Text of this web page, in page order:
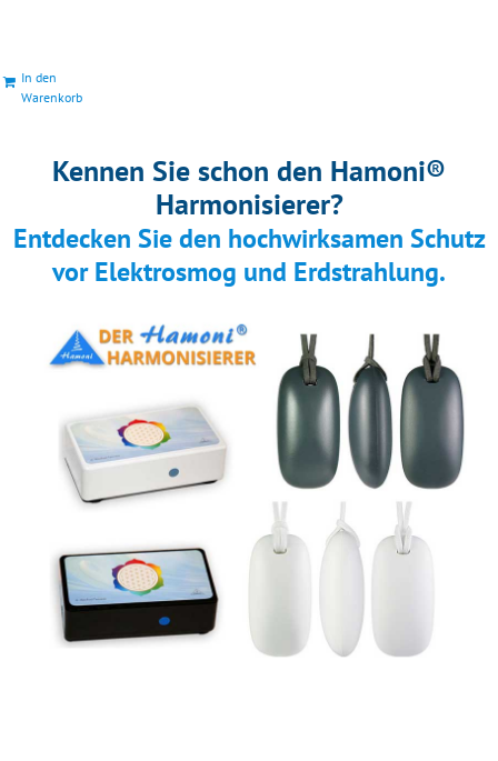
In den
Warenkorb
Kennen Sie schon den Hamoni®
Harmonisierer?
Entdecken Sie den hochwirksamen Schutz
vor Elektrosmog und Erdstrahlung.